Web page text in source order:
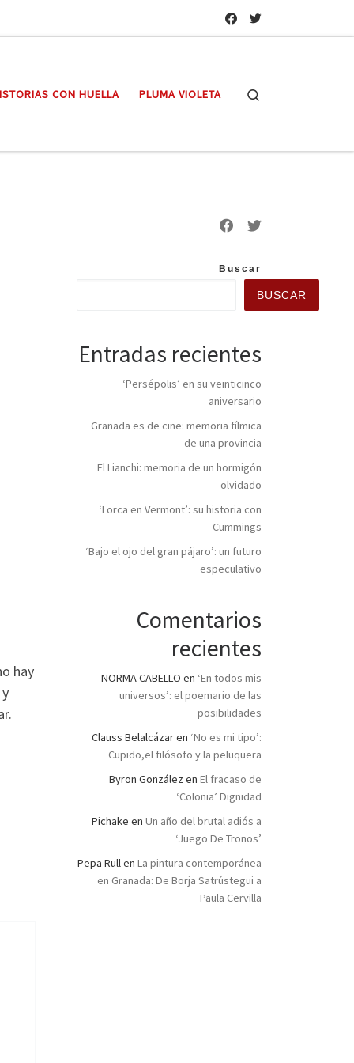
CON HUELLA PLUMA VIOLETA
hay
Buscar
BUSCAR
Entradas recientes
‘Persépolis’ en su veinticinco
aniversario
Granada es de cine: memoria fílmica
de una provincia
El Lianchi: memoria de un hormigón
olvidado
‘Lorca en Vermont’: su historia con
Cummings
‘Bajo el ojo del gran pájaro’: un futuro
especulativo
Comentarios
recientes
NORMA CABELLO en ‘En todos mis
universos’: el poemario de las
posibilidades
Clauss Belalcázaren ‘No es mi tipo’:
Cupido,el filósofo y la peluquera
Byron González en El fracaso de
‘Colonia’ Dignidad
Pichake en Un año del brutal adiós a
‘Juego De Tronos’
Pepa Rullen La pintura contemporánea
en Granada: De Borja Satrústegui a
Paula Cervilla